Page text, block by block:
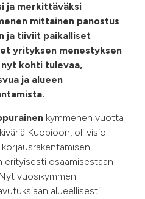
ja merkittäväksi
mittainen panostus
ja tiiviit paikalliset
yrityksen menestyksen
kohti tulevaa,
ja alueen
kymmenen vuotta
Kuopioon, oli visio
erityisesti osaamisestaan
vuosikymmen
alueellisesti